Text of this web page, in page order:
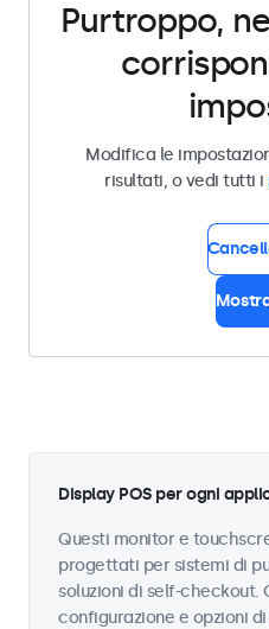
Purtroppo,
Modifica le
risultati, o vedi tutti i
Display POS per ogni
Questi monitor e
progettati per sistemi di
soluzioni di self-checkout.
configurazione e opzioni